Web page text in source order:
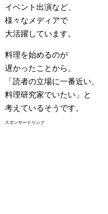
イベント出演など、
様々なメディアで
大活躍しています。
料理を始めるのが
遅かったことから、
「読者の立場に一番近い、
料理研究家でいたい」と
考えているそうです。
スポンサードリンク